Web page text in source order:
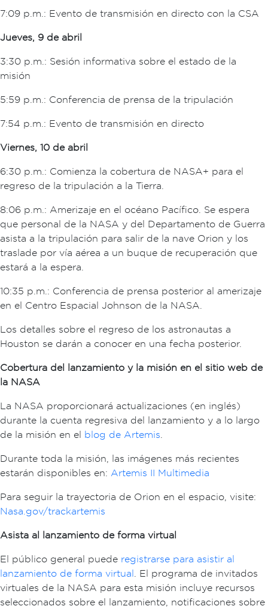
7:09 p.m.: Evento de transmisión en directo con la CSA
Jueves, 9 de abril
3:30 p.m.: Sesión informativa sobre el estado de la
misión
5:59 p.m.: Conferencia de prensa de la tripulación
7:54 p.m.: Evento de transmisión en directo
Viernes, 10 de abril
6:30 p.m.: Comienza la cobertura de NASA+ para el
regreso de la tripulación a la Tierra.
8:06 p.m.: Amerizaje en el océano Pacífico. Se espera
que personal de la NASA y del Departamento de Guerra
asista a la tripulación para salir de la nave Orion y los
traslade por vía aérea a un buque de recuperación que
estará a la espera.
10:35 p.m.: Conferencia de prensa posterior al amerizaje
en el Centro Espacial Johnson de la NASA.
Los detalles sobre el regreso de los astronautas a
Houston se darán a conocer en una fecha posterior.
Cobertura del lanzamiento y la misión en el sitio web de
la NASA
La NASA proporcionará actualizaciones (en inglés)
durante la cuenta regresiva del lanzamiento y a lo largo
de la misión en el blog de Artemis.
Durante toda la misión, las imágenes más recientes
estarán disponibles en: Artemis II Multimedia
Para seguir la trayectoria de Orion en el espacio, visite:
Nasa.gov/trackartemis
Asista al lanzamiento de forma virtual
El público general puede registrarse para asistir al
lanzamiento de forma virtual. El programa de invitados
virtuales de la NASA para esta misión incluye recursos
seleccionados sobre el lanzamiento, notificaciones sobre